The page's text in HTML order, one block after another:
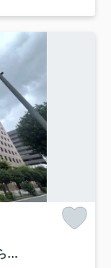
廊下からはハマスタ覗き放題♪バルコニーからは富士山や花火を望める☆南東・南西角部屋という最強住戸◎もう、これ以上説明するコトはない【ヴィルヌーブタワー横浜・関内】リフォーム